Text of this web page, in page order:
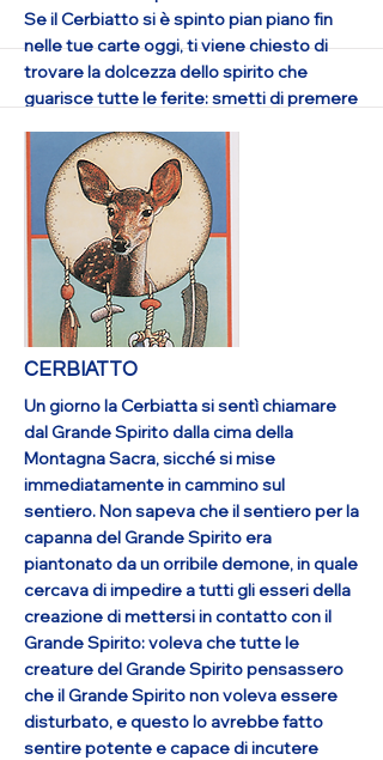
Se il Cerbiatto si è spinto pian piano fin
nelle tue carte oggi, ti viene chiesto di
trovare la dolcezza dello spirito che
guarisce tutte le ferite: smetti di premere
cambino e amali così come sono, usa la
delicatezza nella tua situazione attuale e
divieni come la brezza estiva: calda e
amabile. Questo è lo strumento per
risolvere il tuo dilemma. Se la userai,
entrerai in contatto con la Montagna
Sacra, il punto della centratura e della
serenità, ed il Grande Spirito ti guiderà.
More
CERBIATTO
Un giorno la Cerbiatta si sentì chiamare
dal Grande Spirito dalla cima della
Montagna Sacra, sicché si mise
immediatamente in cammino sul
sentiero. Non sapeva che il sentiero per la
capanna del Grande Spirito era
piantonato da un orribile demone, in quale
cercava di impedire a tutti gli esseri della
creazione di mettersi in contatto con il
Grande Spirito: voleva che tutte le
creature del Grande Spirito pensassero
che il Grande Spirito non voleva essere
disturbato, e questo lo avrebbe fatto
sentire potente e capace di incutere